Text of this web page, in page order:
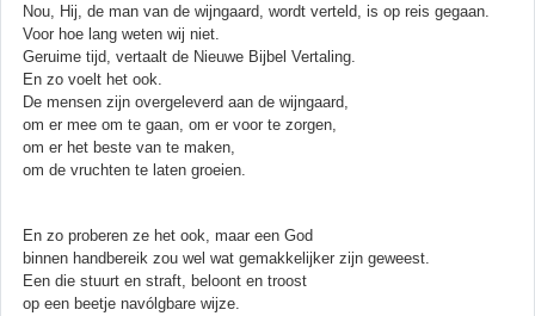
Nou, Hij, de man van de wijngaard, wordt verteld, is op reis gegaan.
Voor hoe lang weten wij niet.
Geruime tijd, vertaalt de Nieuwe Bijbel Vertaling.
En zo voelt het ook.
De mensen zijn overgeleverd aan de wijngaard,
om er mee om te gaan, om er voor te zorgen,
om er het beste van te maken,
om de vruchten te laten groeien.
En zo proberen ze het ook, maar een God
binnen handbereik zou wel wat gemakkelijker zijn geweest.
Een die stuurt en straft, beloont en troost
op een beetje navólgbare wijze.